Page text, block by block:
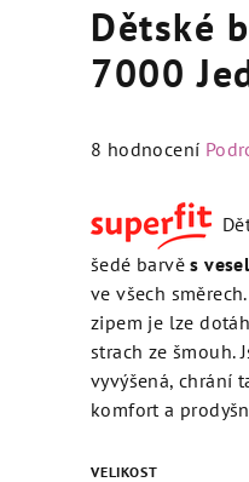
Dětské
7000
Průměrné
je
4,8
z
5
hvězdiček.
8 hodnocení
šedé barvěs
ve všech
zipem je lze
strach ze šmouh.
vyvýšená, chrání
komfort a
VELIKOST